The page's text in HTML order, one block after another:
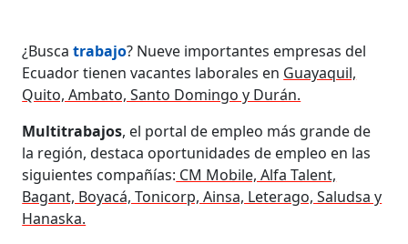
¿Buscatrabajo? Nueve importantes empresas del
Ecuador tienen vacantes laborales en Guayaquil,
Quito, Ambato, Santo Domingo y Durán.
Multitrabajos, el portal de empleo más grande de
la región, destaca oportunidades de empleo en las
siguientes compañías: CM Mobile, Alfa Talent,
Bagant, Boyacá, Tonicorp, Ainsa, Leterago, Saludsa y
Hanaska.